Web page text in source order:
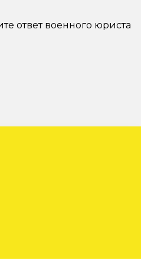
ответ военного юриста